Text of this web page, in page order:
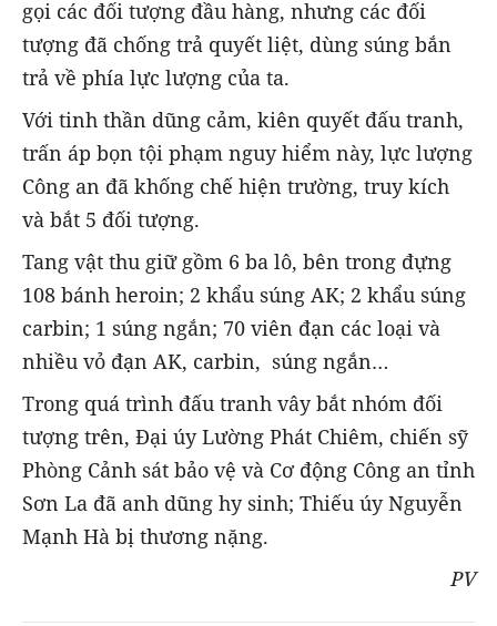
gọi các đối tượng đầu hàng, nhưng các đối
tượng đã chống trả quyết liệt, dùng súng bắn
trả về phía lực lượng của ta.
Với tinh thần dũng cảm, kiên quyết đấu tranh,
trấn áp bọn tội phạm nguy hiểm này, lực lượng
Công an đã khống chế hiện trường, truy kích
và bắt 5 đối tượng.
Tang vật thu giữ gồm 6 ba lô, bên trong đựng
108 bánh heroin; 2 khẩu súng AK; 2 khẩu súng
carbin; 1 súng ngắn; 70 viên đạn các loại và
nhiều vỏ đạn AK, carbin, súng ngắn…
Trong quá trình đấu tranh vây bắt nhóm đối
tượng trên, Đại úy Lường Phát Chiêm, chiến sỹ
Phòng Cảnh sát bảo vệ và Cơ động Công an tỉnh
Sơn La đã anh dũng hy sinh; Thiếu úy Nguyễn
Mạnh Hà bị thương nặng.
PV